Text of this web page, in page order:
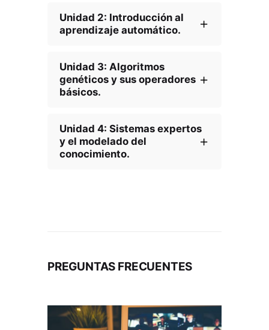
Unidad 2: Introducción al
aprendizaje automático.
La familia de métodos TDIDT.
Elementos de una red neuronal
artificial. Tipologías y
Unidad 3: Algoritmos
genéticos y sus operadores
básicos.
Unidad 4: Sistemas expertos
y el modelado del
conocimiento.
PREGUNTAS FRECUENTES